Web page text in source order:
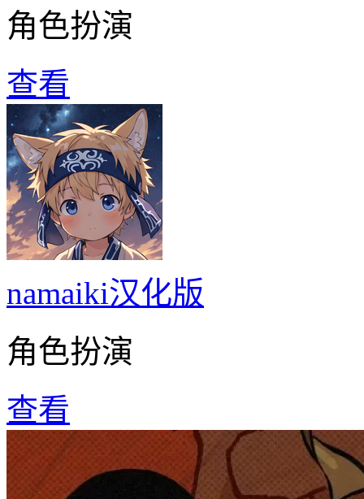
角色扮演
查看
namaiki汉化版
角色扮演
查看